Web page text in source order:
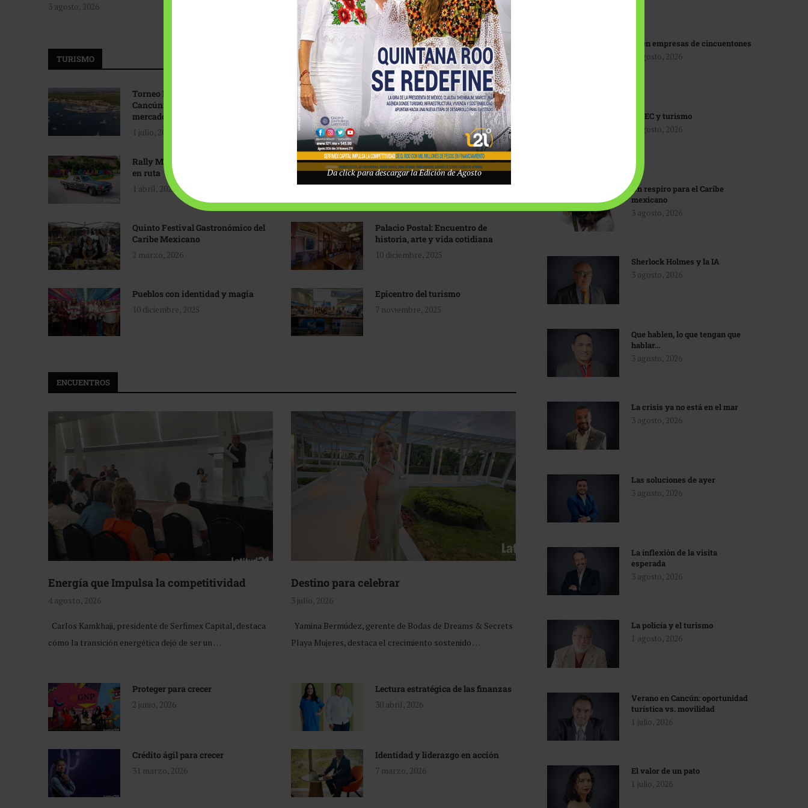
3 agosto, 2026
Tecnológico de Monterrey
3 agosto, 2026
TURISMO
Torneo Internacional de Pesca
Cancún: Navegando hacia nuevos
mercados
1 julio, 2026
Promoción turística con visión
1 abril, 2026
Rally Maya: Herencia automotriz
en ruta
1 abril, 2026
Industria global en
reconfiguración
31 marzo, 2026
Quinto Festival Gastronómico del
Caribe Mexicano
2 marzo, 2026
Palacio Postal: Encuentro de
historia, arte y vida cotidiana
10 diciembre, 2025
Pueblos con identidad y magia
10 diciembre, 2025
Epicentro del turismo
7 noviembre, 2025
ENCUENTROS
Energía que Impulsa la competitividad
4 agosto, 2026
Carlos Kamkhaji, presidente de Serfimex Capital, destaca
cómo la transición energética dejó de ser un …
Destino para celebrar
3 julio, 2026
Yamina Bermúdez, gerente de Bodas de Dreams & Secrets
Playa Mujeres, destaca el crecimiento sostenido …
Proteger para crecer
2 junio, 2026
Lectura estratégica de las finanzas
30 abril, 2026
Crédito ágil para crecer
31 marzo, 2026
Identidad y liderazgo en acción
7 marzo, 2026
IA en empresas de cincuentones
3 agosto, 2026
TMEC y turismo
3 agosto, 2026
Un respiro para el Caribe
mexicano
3 agosto, 2026
Sherlock Holmes y la IA
3 agosto, 2026
Que hablen, lo que tengan que
hablar…
3 agosto, 2026
La crisis ya no está en el mar
3 agosto, 2026
Las soluciones de ayer
3 agosto, 2026
La inflexión de la visita
esperada
3 agosto, 2026
La policía y el turismo
1 agosto, 2026
Verano en Cancún: oportunidad
turística vs. movilidad
1 julio, 2026
El valor de un pato
1 julio, 2026
Da click para descargar la Edición de Agosto